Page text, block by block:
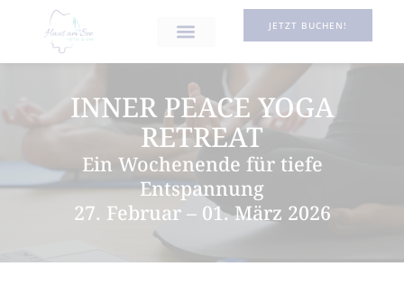
JETZT BUCHEN!
INNER PEACE YOGA
RETREAT
Ein Wochenende für tiefe
Entspannung
27. Februar – 01. März 2026